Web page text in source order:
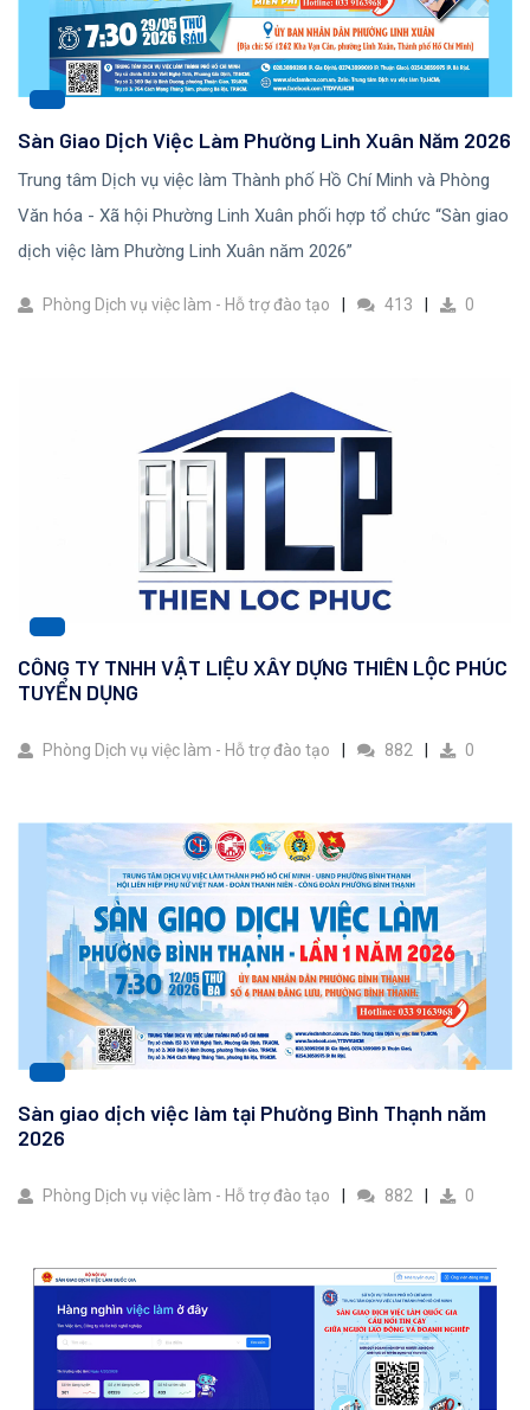
Sàn Giao Dịch Việc Làm Phường Linh Xuân Năm 2026
Trung tâm Dịch vụ việc làm Thành phố Hồ Chí Minh và Phòng
Văn hóa - Xã hội Phường Linh Xuân phối hợp tổ chức “Sàn giao
dịch việc làm Phường Linh Xuân năm 2026”
Phòng Dịch vụ việc làm - Hỗ trợ đào tạo 413 0
CÔNG TY TNHH VẬT LIỆU XÂY DỰNG THIÊN LỘC PHÚC
TUYỂN DỤNG
Phòng Dịch vụ việc làm - Hỗ trợ đào tạo 882 0
Sàn giao dịch việc làm tại Phường Bình Thạnh năm
2026
Phòng Dịch vụ việc làm - Hỗ trợ đào tạo 882 0